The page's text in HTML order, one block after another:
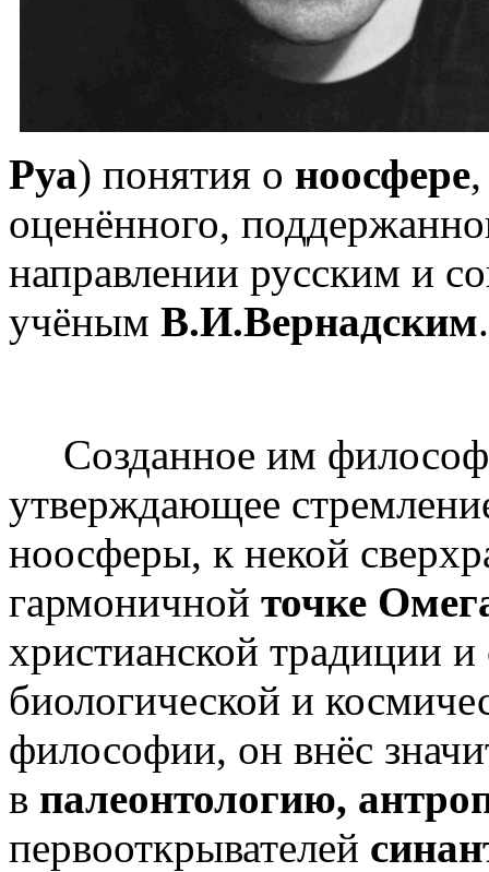
Руа) понятия о ноосфере
оценённого,
направлении русским и
учёным В.И.Вернадским.
Созданное им
утверждающее
ноосферы, к некой
гармоничной точке
христианской традиции
биологической и
философии, он внёс
в палеонтологию,
первооткрывателей